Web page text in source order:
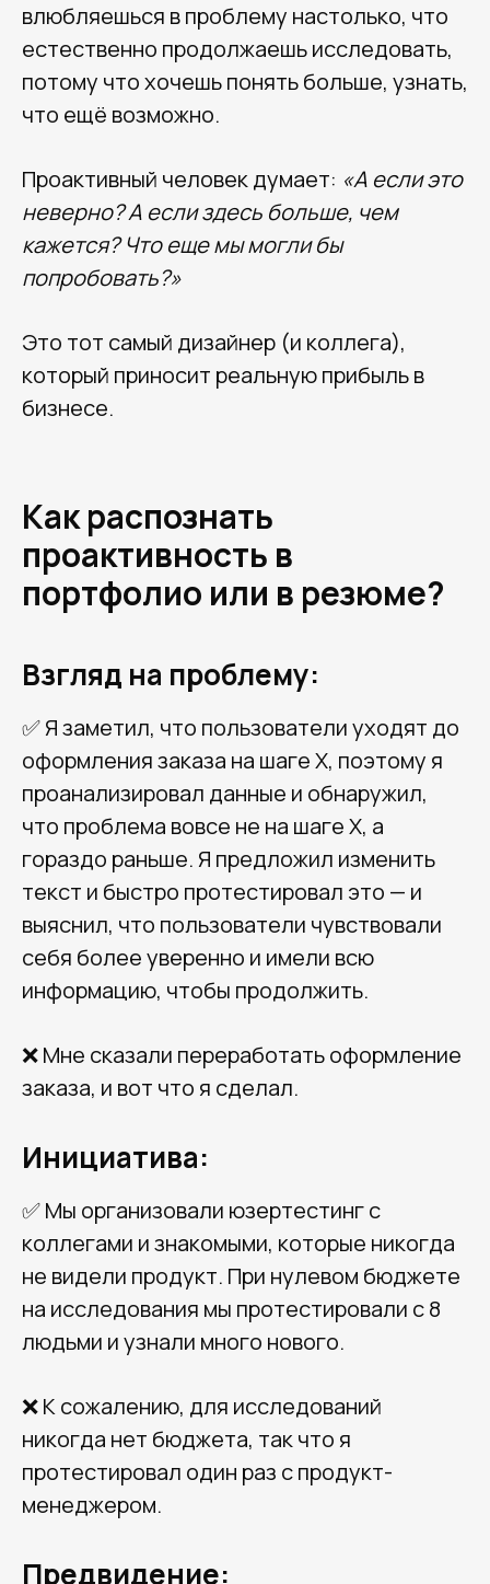
влюбляешься в проблему настолько, что
естественно продолжаешь исследовать,
потому что хочешь понять больше, узнать,
что ещё возможно.
Проактивный человек думает: «А если это
неверно? А если здесь больше, чем
кажется? Что еще мы могли бы
попробовать?»
Это тот самый дизайнер (и коллега),
который приносит реальную прибыль в
бизнесе.
Как распознать
проактивность в
портфолио или в резюме?
Взгляд на проблему:
✅ Я заметил, что пользователи уходят до
оформления заказа на шаге X, поэтому я
проанализировал данные и обнаружил,
что проблема вовсе не на шаге X, а
гораздо раньше. Я предложил изменить
текст и быстро протестировал это — и
выяснил, что пользователи чувствовали
себя более уверенно и имели всю
информацию, чтобы продолжить.
❌ Мне сказали переработать оформление
заказа, и вот что я сделал.
Инициатива:
✅ Мы организовали юзертестинг с
коллегами и знакомыми, которые никогда
не видели продукт. При нулевом бюджете
на исследования мы протестировали с 8
людьми и узнали много нового.
❌ К сожалению, для исследований
никогда нет бюджета, так что я
протестировал один раз с продукт-
менеджером.
Предвидение: